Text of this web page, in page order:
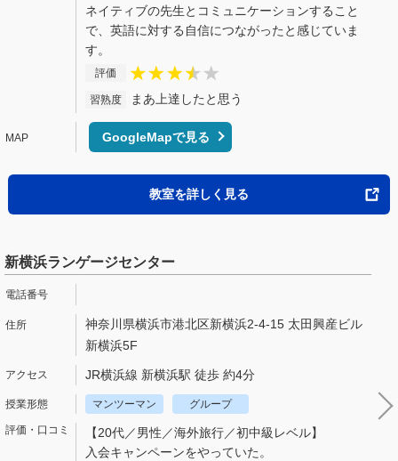
ネイティブの先生とコミュニケーションすること
で、英語に対する自信につながったと感じていま
す。
評価
習熟度 まあ上達したと思う
GoogleMapで見る
教室を詳しく見る
新横浜ランゲージセンター
神奈川県横浜市港北区新横浜2-4-15 太田興産ビル
新横浜5F
JR横浜線 新横浜駅 徒歩 約4分
マンツーマン グループ
【20代／男性／海外旅行／初中級レベル】
入会キャンペーンをやっていた。